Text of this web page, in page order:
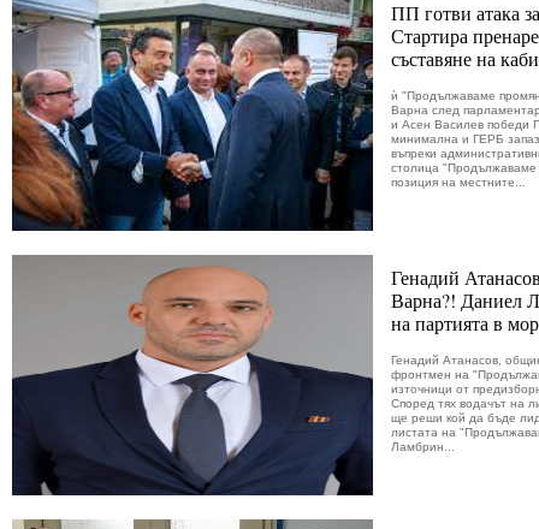
ПП готви атака
Стартира
съставяне на
ѝ "Продължаваме
Варна след
и Асен Василев победи
минимална и ГЕРБ
въпреки
столица "Продължаваме
позиция на местните...
Генадий
Варна?! Даниел
на партията в
Генадий Атанасов,
фронтмен на
източници от
Според тях водачът на
ще реши кой да бъде
листата на
Ламбрин...